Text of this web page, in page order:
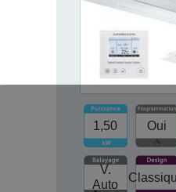
1,50 Oui
V.
Auto